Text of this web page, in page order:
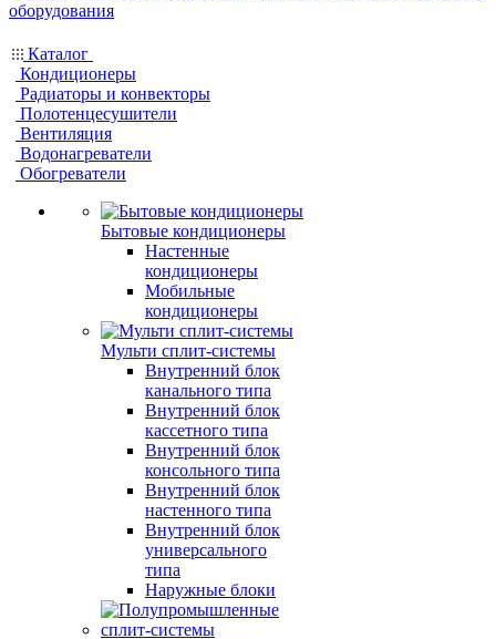
Каталог
Кондиционеры
Радиаторы и конвекторы
Полотенцесушители
Вентиляция
Водонагреватели
Обогреватели
Бытовые кондиционеры
Настенные
кондиционеры
Мобильные
кондиционеры
Мульти сплит-системы
Внутренний блок
канального типа
Внутренний блок
кассетного типа
Внутренний блок
консольного типа
Внутренний блок
настенного типа
Внутренний блок
универсального
типа
Наружные блоки